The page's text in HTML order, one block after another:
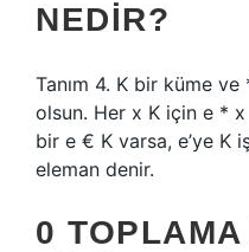
NEDIR?
Tanım 4. K bir küme
olsun. Her x K için e *
bir e € K varsa, e’ye K
eleman denir.
0